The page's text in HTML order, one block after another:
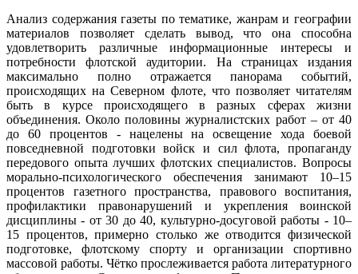
Анализ содержания газеты по тематике, жанрам и географии
материалов позволяет сделать вывод, что она способна
удовлетворить различные информационные интересы и
потребности флотской аудитории. На страницах издания
максимально полно отражается панорама событий,
происходящих на Северном флоте, что позволяет читателям
быть в курсе происходящего в разных сферах жизни
объединения. Около половины журналистских работ – от 40
до 60 процентов - нацелены на освещение хода боевой
повседневной подготовки войск и сил флота, пропаганду
передового опыта лучших флотских специалистов. Вопросы
морально-психологического обеспечения занимают 10–15
процентов газетного пространства, правового воспитания,
профилактики правонарушений и укрепления воинской
дисциплины - от 30 до 40, культурно-досуговой работы - 10–
15 процентов, примерно столько же отводится физической
подготовке, флотскому спорту и организации спортивно
массовой работы. Чётко прослеживается работа литературного